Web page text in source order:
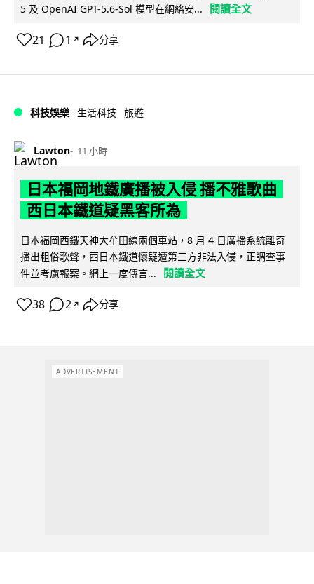
5 及 OpenAI GPT-5.6-Sol 模型在網絡安...
閱讀全文
21 1 ↗ 分享
科技娛樂 生活科技 旅遊
Lawton 11 小時
日本福岡地鐵廣播被入侵 播不雅歌曲
西日本鐵道疑黑客所為
日本福岡西鐵天神大牟田線兩個車站，8 月 4 日廣播系統離奇
播出粗俗歌聲，西日本鐵道懷疑遭第三方非法入侵，正調查事
件並考慮報案。網上一度傳言...
閱讀全文
38 2 ↗ 分享
ADVERTISEMENT